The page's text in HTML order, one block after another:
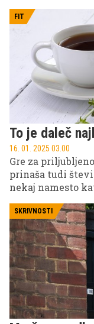
FIT
To je daleč
16. 01. 2025 03.00
Gre za
prinaša tudi
nekaj namesto
a brez
idealna izbira.
SKRIVNOSTI